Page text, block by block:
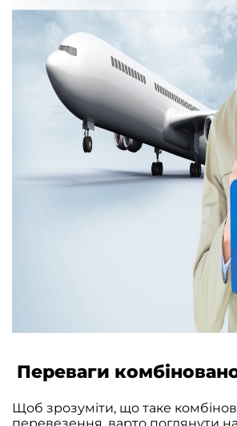
Переваги
Щоб зрозуміти, що таке